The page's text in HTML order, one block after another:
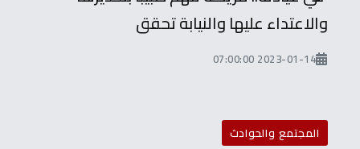
والاعتداء عليها والنيابة تحقق
2023-01-14 07:00:00
المجتمع والحوادث